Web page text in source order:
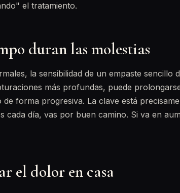
el tratamiento.
duran las molestias
la sensibilidad de un empaste sencillo
más profundas, puede
de forma progresiva. La clave está
cada día, vas por buen camino. Si va en
el dolor en casa